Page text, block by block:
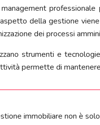
della gestione
dei processi
strumenti e
permette di
immobiliare non è